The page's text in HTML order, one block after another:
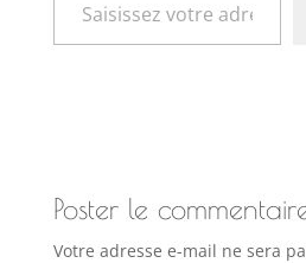
Poster le
Votre adresse e-mail ne sera